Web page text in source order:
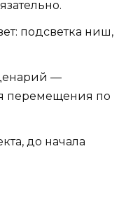
подсветка ниш,
—
перемещения по
до начала